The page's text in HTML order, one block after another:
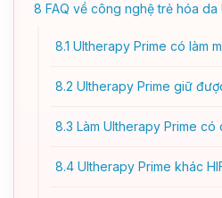
8 FAQ về công nghệ trẻ hóa da
8.1 Ultherapy Prime có làm
8.2 Ultherapy Prime giữ
8.3 Làm Ultherapy Prime
8.4 Ultherapy Prime khác